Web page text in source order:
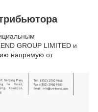
GROUP LIMITED и
напрямую от